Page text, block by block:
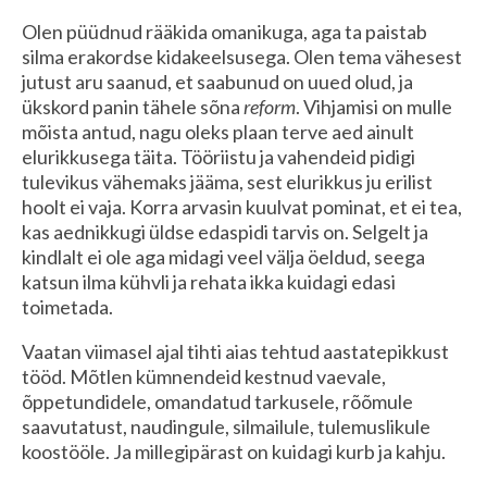
Olen püüdnud rääkida omanikuga, aga ta paistab
silma erakordse kidakeelsusega. Olen tema vähesest
jutust aru saanud, et saabunud on uued olud, ja
ükskord panin tähele sõnareform. Vihjamisi on mulle
mõista antud, nagu oleks plaan terve aed ainult
elurikkusega täita. Tööriistu ja vahendeid pidigi
tulevikus vähemaks jääma, sest elurikkus ju erilist
hoolt ei vaja. Korra arvasin kuulvat pominat, et ei tea,
kas aednikkugi üldse edaspidi tarvis on. Selgelt ja
kindlalt ei ole aga midagi veel välja öeldud, seega
katsun ilma kühvli ja rehata ikka kuidagi edasi
toimetada.
Vaatan viimasel ajal tihti aias tehtud aastatepikkust
tööd. Mõtlen kümnendeid kestnud vaevale,
õppetundidele, omandatud tarkusele, rõõmule
saavutatust, naudingule, silmailule, tulemuslikule
koostööle. Ja millegipärast on kuidagi kurb ja kahju.